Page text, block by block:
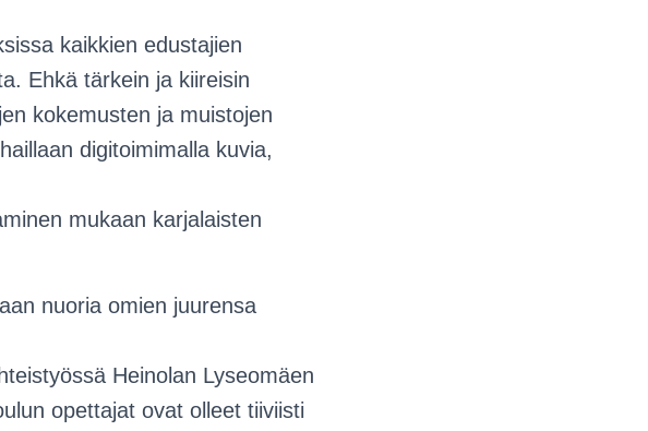
kaikkien edustajien
Ehkä tärkein ja kiireisin
kokemusten ja muistojen
digitoimimalla kuvia,
mukaan karjalaisten
nuoria omien juurensa
Heinolan Lyseomäen
opettajat ovat olleet tiiviisti